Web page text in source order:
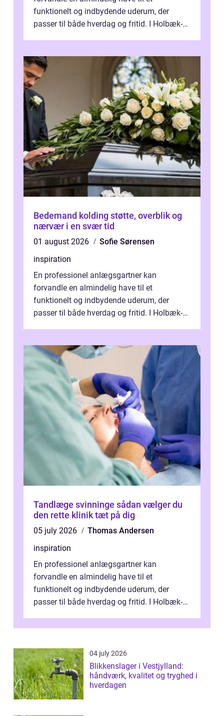
funktionelt og indbydende uderum, der
passer til både hverdag og fritid. I Holbæk-
Bedemand kolding støtte, overblik og
nærvær i en svær tid
01 august 2026
Sofie Sørensen
inspiration
En professionel anlægsgartner kan
forvandle en almindelig have til et
funktionelt og indbydende uderum, der
passer til både hverdag og fritid. I Holbæk-
Tandlæge svinninge sådan vælger du
den rette klinik tæt på dig
05 july 2026
Thomas Andersen
inspiration
En professionel anlægsgartner kan
forvandle en almindelig have til et
funktionelt og indbydende uderum, der
passer til både hverdag og fritid. I Holbæk-
ønsker mere...
04 july 2026
Blikkenslager i Vestjylland:
håndværk, kvalitet og tryghed i
hverdagen